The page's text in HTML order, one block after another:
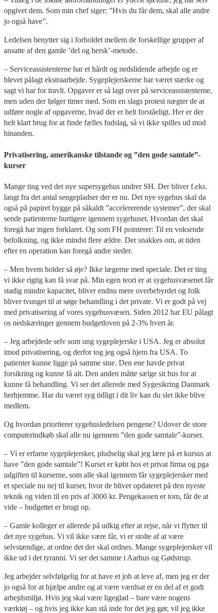
opgivet dem. Som min chef siger: ”Hvis du får dem, skal alle andre
jo også have”.
Ledelsen benytter sig i forholdet mellem de forskellige grupper af
ansatte af den gamle ’del og hersk’-metode.
– Serviceassistenterne har et hårdt og nedslidende arbejde og er
blevet pålagt ekstraarbejde. Sygeplejerskerne har været stærke og
sagt vi har for travlt. Opgaver er så lagt over på serviceassistenterne,
men uden der følger timer med. Som en slags protest nægter de at
udføre nogle af opgaverne, hvad der er helt forståeligt. Her er der
helt klart brug for at finde fælles fodslag, så vi ikke spilles ud mod
hinanden.
Privatisering, amerikanske tilstande og ”den gode samtale”-
kurser
Mange ting ved det nye supersygehus undrer SH. Der bliver f.eks.
langt fra det antal sengepladser der er nu. Det nye sygehus skal da
også på papiret bygge på såkaldt ”accelererende systemer”, der skal
sende patienterne hurtigere igennem sygehuset. Hvordan det skal
foregå har ingen forklaret. Og som FH pointerer: Til en voksende
befolkning, og ikke mindst flere ældre. Der snakkes om, at tiden
efter en operation kan foregå andre steder.
– Men hvem holder så øje? Ikke lægerne med speciale. Det er ting
vi ikke rigtig kan få svar på. Min egen teori er at sygehusvæsenet får
stadig mindre kapacitet, bliver endnu mere overbebyrdet og folk
bliver tvunget til at søge behandling i det private. Vi er godt på vej
med privatisering af vores sygehusvæsen. Siden 2012 har EU pålagt
os nedskæringer gennem budgetloven på 2-3% hvert år.
– Jeg arbejdede selv som ung sygeplejerske i USA. Jeg er absolut
imod privatisering, og derfor tog jeg også hjem fra USA. To
patienter kunne ligge på samme stue. Den ene havde privat
forsikring og kunne få alt. Den anden måtte sælge sit hus for at
kunne få behandling. Vi ser det allerede med Sygesikring Danmark
herhjemme. Har du været syg tidligt i dit liv kan du slet ikke blive
medlem.
Og hvordan prioriterer sygehusledelsen pengene? Udover de store
computerindkøb skal alle nu igennem ”den gode samtale”-kurser.
– Vi er erfarne sygeplejersker, pludselig skal jeg lære på et kursus at
have ”den gode samtale”! Kurset er købt hos et privat firma og pga
udgiften til kurserne, som alle skal igennem får sygeplejersker med
et speciale nu nej til kurser, hvor de bliver opdateret på den nyeste
teknik og viden til en pris af 3000 kr. Pengekassen er tom, får de at
vide – budgettet er brugt op.
– Gamle kolleger er allerede på udkig efter at rejse, når vi flytter til
det nye sygehus. Vi vil ikke være får, vi er stolte af at være
selvstændige, at ordne det der skal ordnes. Mange sygeplejersker vil
ikke ud i det tyranni. Vi ser det samme i Aarhus og Gødstrup.
Jeg arbejder selvfølgelig for at have et job at leve af, men jeg er der
jo også for at hjælpe andre og at være værdsat er en del af et godt
arbejdsmiljø. Hvis jeg skal være ligeglad – bare være nogens
værktøj – og hvis jeg ikke kan stå inde for det jeg gør, vil jeg ikke